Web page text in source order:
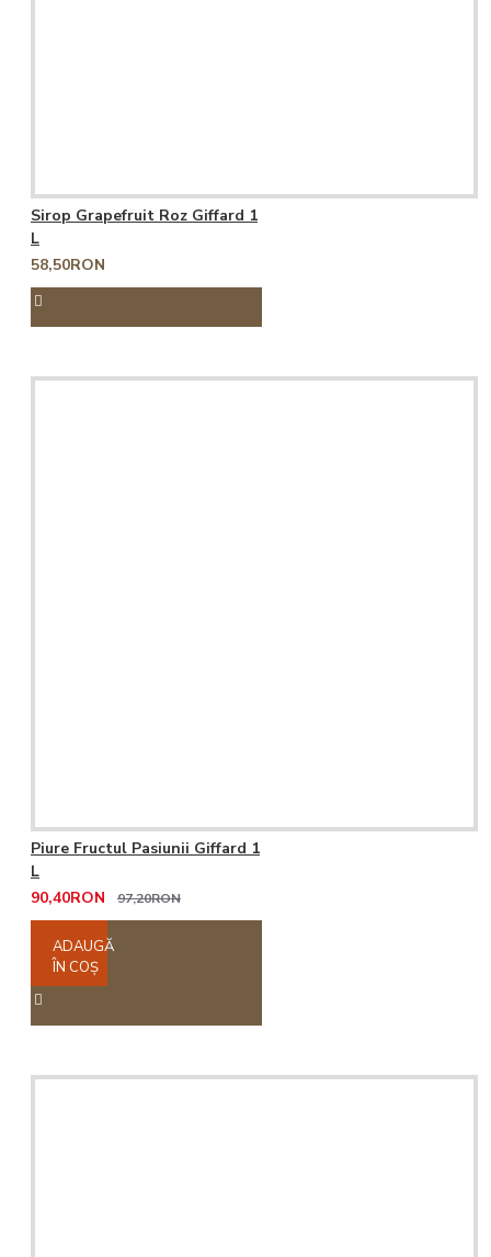
Sirop Grapefruit Roz Giffard 1
L
58,50RON
Piure Fructul Pasiunii Giffard 1
L
90,40RON
97,20RON
ADAUGĂ
ÎN COŞ